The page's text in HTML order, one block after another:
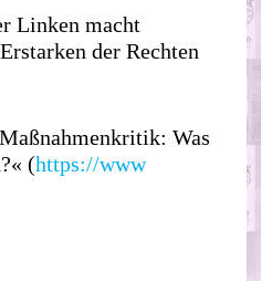
Linken macht
der Rechten
Was
(https://​www​